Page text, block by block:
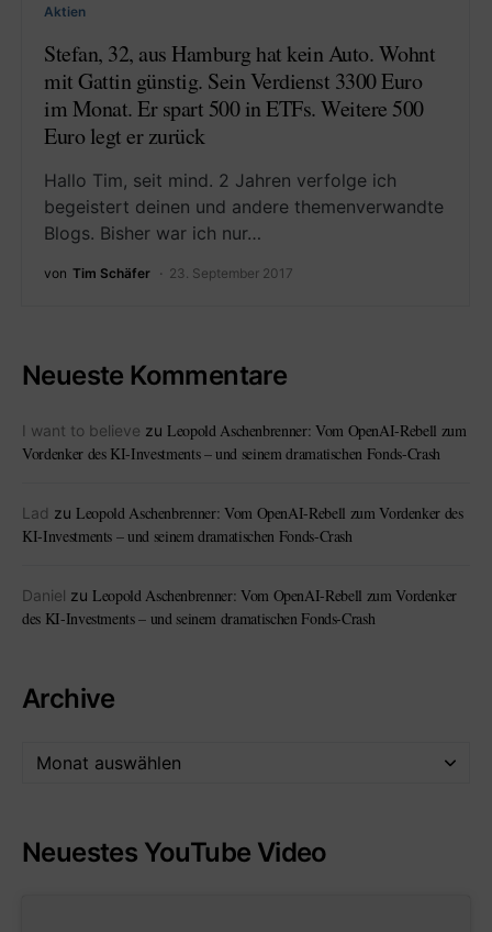
Aktien
Stefan, 32, aus Hamburg hat kein Auto. Wohnt
mit Gattin günstig. Sein Verdienst 3300 Euro
im Monat. Er spart 500 in ETFs. Weitere 500
Euro legt er zurück
Hallo Tim, seit mind. 2 Jahren verfolge ich
begeistert deinen und andere themenverwandte
Blogs. Bisher war ich nur…
von Tim Schäfer 23. September 2017
Neueste Kommentare
I want to believe zu Leopold Aschenbrenner: Vom OpenAI-Rebell zum
Vordenker des KI-Investments – und seinem dramatischen Fonds-Crash
Lad zu Leopold Aschenbrenner: Vom OpenAI-Rebell zum Vordenker des
KI-Investments – und seinem dramatischen Fonds-Crash
Daniel zu Leopold Aschenbrenner: Vom OpenAI-Rebell zum Vordenker
des KI-Investments – und seinem dramatischen Fonds-Crash
Archive
Neuestes YouTube Video